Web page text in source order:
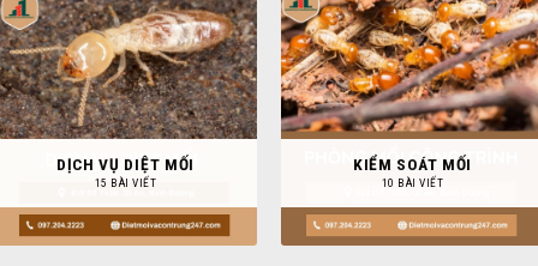
DỊCH VỤ DIỆT MỐI
15 BÀI VIẾT
KIỂM SOÁT MỐI
10 BÀI VIẾT